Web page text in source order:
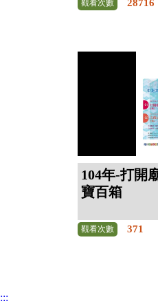
觀看次數 28716
104年-打開
寶百箱
觀看次數 371
:::